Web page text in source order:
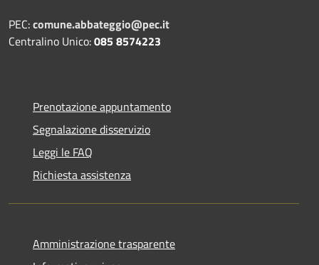
PEC:comune.abbateggio@pec.it
Centralino Unico:085 8574223
Prenotazione appuntamento
Segnalazione disservizio
Leggi le FAQ
Richiesta assistenza
Amministrazione trasparente